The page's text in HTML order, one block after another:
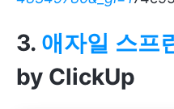
3. 애자일 스프
by ClickUp